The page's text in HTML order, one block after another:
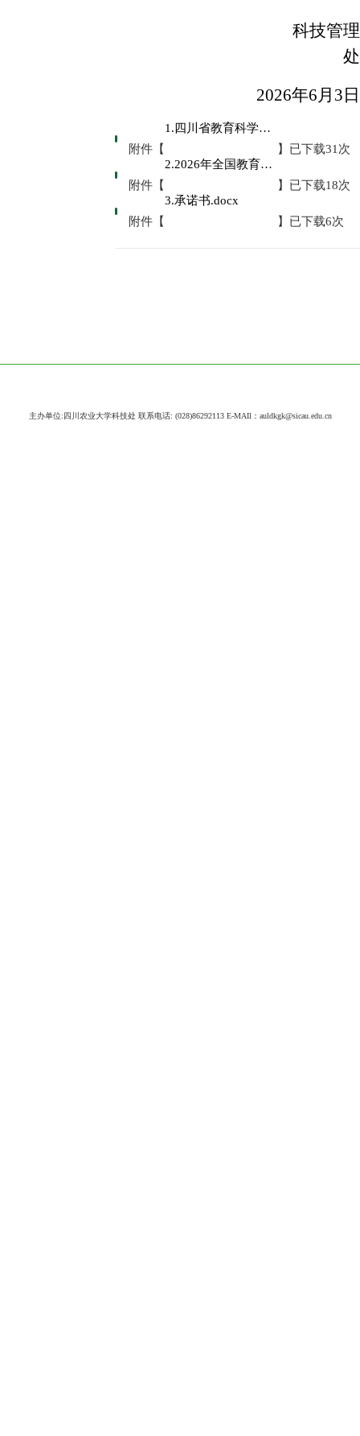
科技管理
处
2026年6月 3 日
附件【
1.四川省教育科学规划领导小组办公室关于组织申报2026年全国教育科学规划项目的通知.pdf
】已下载31次
附件【
2.2026年全国教育科学规划各类项目申报常见问题答疑.doc
】已下载18次
附件【
3.承诺书.docx
】已下载6次
主办单位:四川农业大学科技处 联系电话: (028)86292113 E-MAIl：auldkgk@sicau.edu.cn